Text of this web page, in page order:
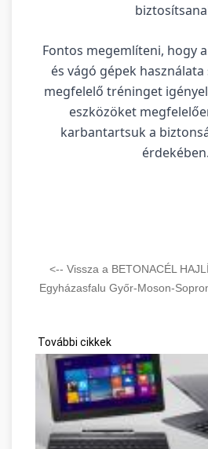
Fontos megemlíteni, hogy
és vágó gépek
megfelelő tréninget
eszközöket
karbantartsuk a
érdekében.
<-- Vissza a BETONACÉL
Egyházasfalu Győr-Moson-
További cikkek